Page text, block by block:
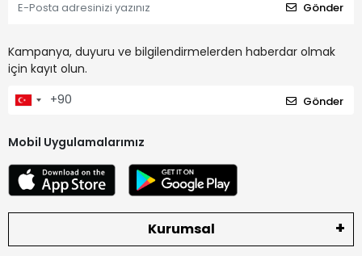
Gönder
Kampanya, duyuru ve bilgilendirmelerden haberdar olmak
için kayıt olun.
Gönder
Mobil Uygulamalarımız
Kurumsal